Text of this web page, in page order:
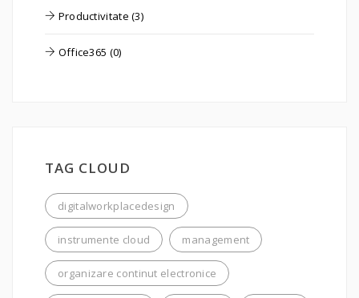
Productivitate (3)
Office365 (0)
TAG CLOUD
digitalworkplacedesign
instrumente cloud management
organizare continut electronice